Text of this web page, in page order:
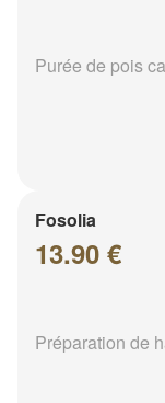
Purée de pois
Fosolia
13.90 €
Préparation de